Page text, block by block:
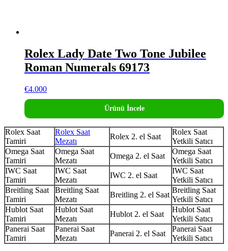
Rolex Lady Date Two Tone Jubilee
Roman Numerals 69173
€4.000
Ürünü İncele
Rolex Saat
Tamiri
Rolex Saat
Mezatı
Rolex 2. el Saat
Rolex Saat
Yetkili Satıcı
Omega Saat
Tamiri
Omega Saat
Mezatı
Omega 2. el Saat
Omega Saat
Yetkili Satıcı
IWC Saat
Tamiri
IWC Saat
Mezatı
IWC 2. el Saat
IWC Saat
Yetkili Satıcı
Breitling Saat
Tamiri
Breitling Saat
Mezatı
Breitling 2. el Saat
Breitling Saat
Yetkili Satıcı
Hublot Saat
Tamiri
Hublot Saat
Mezatı
Hublot 2. el Saat
Hublot Saat
Yetkili Satıcı
Panerai Saat
Tamiri
Panerai Saat
Mezatı
Panerai 2. el Saat
Panerai Saat
Yetkili Satıcı